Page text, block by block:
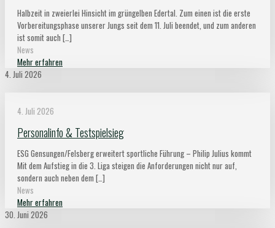
Halbzeit in zweierlei Hinsicht im grüngelben Edertal. Zum einen ist die erste
Vorbereitungsphase unserer Jungs seit dem 11. Juli beendet, und zum anderen
ist somit auch […]
News
Mehr erfahren
4. Juli 2026
4. Juli 2026
Personalinfo & Testspielsieg
ESG Gensungen/Felsberg erweitert sportliche Führung – Philip Julius kommt
Mit dem Aufstieg in die 3. Liga steigen die Anforderungen nicht nur auf,
sondern auch neben dem […]
News
Mehr erfahren
30. Juni 2026